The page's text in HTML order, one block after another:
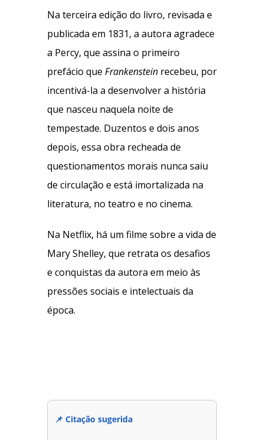
Na terceira edição do livro, revisada e
publicada em 1831, a autora agradece
a Percy, que assina o primeiro
prefácio que Frankenstein recebeu, por
incentivá-la a desenvolver a história
que nasceu naquela noite de
tempestade. Duzentos e dois anos
depois, essa obra recheada de
questionamentos morais nunca saiu
de circulação e está imortalizada na
literatura, no teatro e no cinema.
Na Netflix, há um filme sobre a vida de
Mary Shelley, que retrata os desafios
e conquistas da autora em meio às
pressões sociais e intelectuais da
época.
📌 Citação sugerida